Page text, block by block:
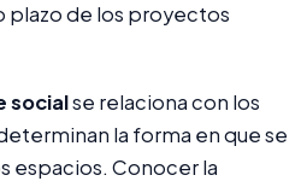
plazo de los proyectos
socialse relaciona con los
la forma en que se
espacios. Conocer la